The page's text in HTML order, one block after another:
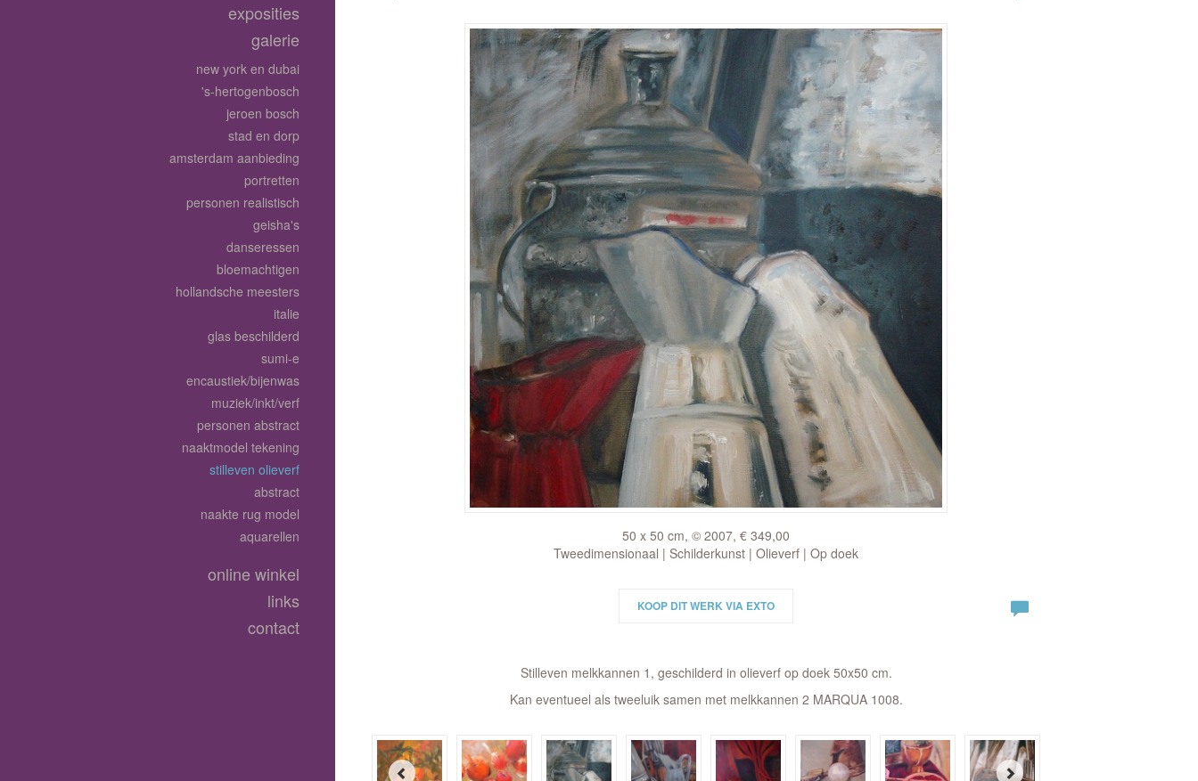
50 x 50 cm, © 2007, € 349,00
Tweedimensionaal | Schilderkunst | Olieverf | Op doek
KOOP DIT WERK VIA EXTO
Stilleven melkkannen 1, geschilderd in olieverf op doek 50x50 cm.
Kan eventueel als tweeluik samen met melkkannen 2 MARQUA 1008.
exposities
galerie
new york en dubai
's-hertogenbosch
jeroen bosch
stad en dorp
amsterdam aanbieding
portretten
personen realistisch
geisha's
danseressen
bloemachtigen
hollandsche meesters
italie
glas beschilderd
sumi-e
encaustiek/bijenwas
muziek/inkt/verf
personen abstract
naaktmodel tekening
stilleven olieverf
abstract
naakte rug model
aquarellen
online winkel
links
contact